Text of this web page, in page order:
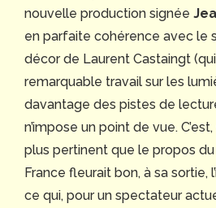
nouvelle production signée
en parfaite cohérence avec le
décor de Laurent Castaingt
remarquable travail sur les
davantage des pistes de
n’impose un point de vue.
plus pertinent que le propos du
France fleurait bon, à sa sortie,
ce qui, pour un spectateur